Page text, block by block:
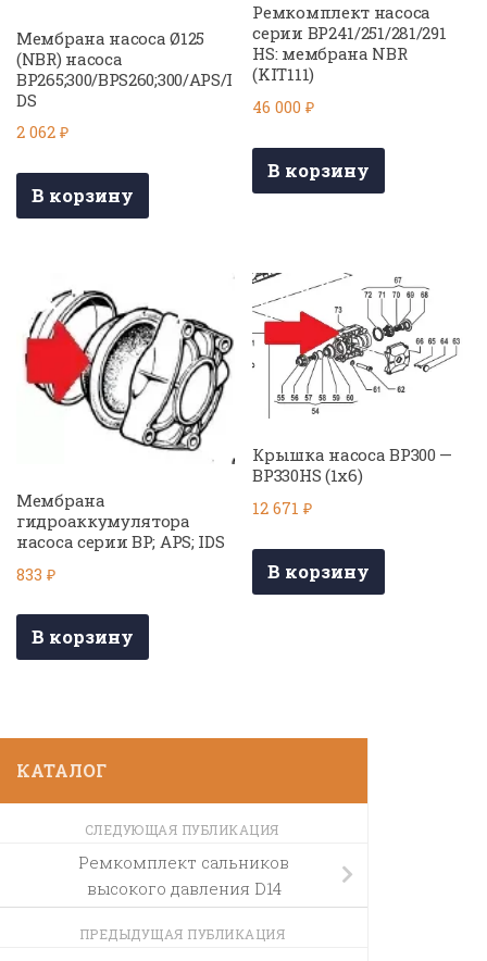
Мембрана насоса Ø125
(NBR) насоса
BP265;300/BPS260;300/APS/I
DS
2 062 ₽
В корзину
Ремкомплект насоса
серии BP241/251/281/291
HS: мембрана NBR
(KIT111)
46 000₽
В корзину
Мембрана
гидроаккумулятора
насоса серии BP; APS; IDS
833 ₽
В корзину
Крышка насоса BP300 —
BP330HS (1х6)
12 671₽
В корзину
КАТАЛОГ
СЛЕДУЮЩАЯ ПУБЛИКАЦИЯ
Ремкомплект сальников
высокого давления D14
ПРЕДЫДУЩАЯ ПУБЛИКАЦИЯ